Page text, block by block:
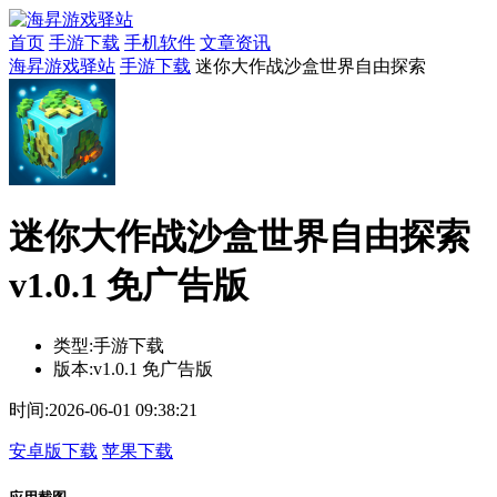
首页 手游下载 手机软件 文章资讯
海昇游戏驿站 手游下载 迷你大作战沙盒世界自由探索
迷你大作战沙盒世界自由探索
v1.0.1 免广告版
类型:手游下载
版本:v1.0.1 免广告版
时间:2026-06-01 09:38:21
安卓版下载 苹果下载